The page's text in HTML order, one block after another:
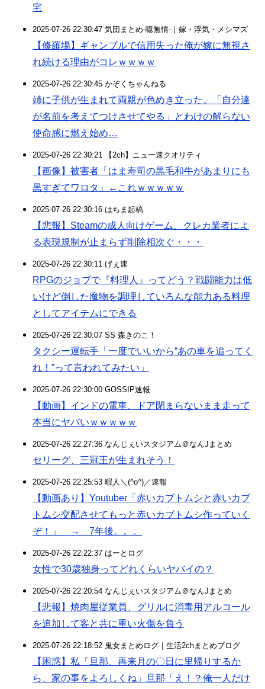
宅
2025-07-26 22:30:47 気団まとめ-噫無情-｜嫁・浮気・メシマズ
【修羅場】ギャンブルで信用失った俺が嫁に無視さ
れ続ける理由がコレｗｗｗｗ
2025-07-26 22:30:45 かぞくちゃんねる
姉に子供が生まれて両親が色めき立った。「自分達
が名前を考えてつけさせてやる」とわけの解らない
使命感に燃え始め…
2025-07-26 22:30:21 【2ch】ニュー速クオリティ
【画像】被害者「はま寿司の黒毛和牛があまりにも
黒すぎてワロタ」←これｗｗｗｗｗ
2025-07-26 22:30:16 はちま起稿
【悲報】Steamの成人向けゲーム、クレカ業者によ
る表現規制が止まらず削除相次ぐ・・・
2025-07-26 22:30:11 げぇ速
RPGのジョブで『料理人』ってどう？戦闘能力は低
いけど倒した魔物を調理していろんな能力ある料理
としてアイテムにできる
2025-07-26 22:30:07 SS 森きのこ！
タクシー運転手「一度でいいから“あの車を追ってく
れ！”って言われてみたい」
2025-07-26 22:30:00 GOSSIP速報
【動画】インドの電車、ドア閉まらないまま走って
本当にヤバいｗｗｗｗｗ
2025-07-26 22:27:36 なんじぇいスタジアム＠なんJまとめ
セリーグ、三冠王が生まれそう！
2025-07-26 22:25:53 暇人＼(^o^)／速報
【動画あり】Youtuber「赤いカブトムシと赤いカブ
トムシ交配させてもっと赤いカブトムシ作っていく
ぞ！」 → 7年後。。。
2025-07-26 22:22:37 はーとログ
女性で30歳独身ってどれくらいヤバイの？
2025-07-26 22:20:54 なんじぇいスタジアム＠なんJまとめ
【悲報】焼肉屋従業員、グリルに消毒用アルコール
を追加して客と共に重い火傷を負う
2025-07-26 22:18:52 鬼女まとめログ｜生活2chまとめブログ
【困惑】私「旦那、再来月の〇日に里帰りするか
ら、家の事をよろしくね」旦那「え！？俺一人だけ